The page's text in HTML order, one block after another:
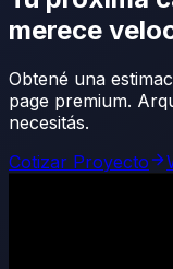
merece
Obtené una
page premium.
necesitás.
Cotizar Proyecto